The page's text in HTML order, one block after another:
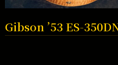
Gibson ’53 ES-